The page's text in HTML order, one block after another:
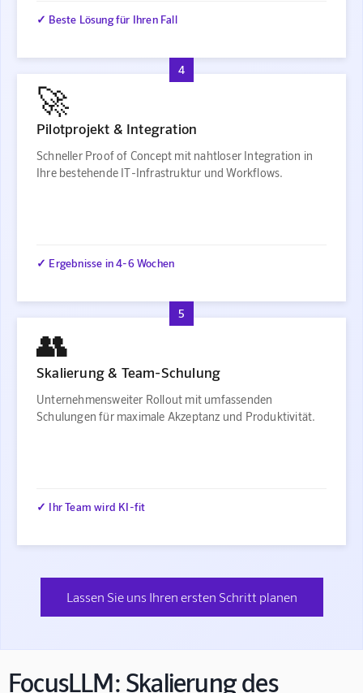
✓ Beste Lösung für Ihren Fall
4
🚀
Pilotprojekt & Integration
Schneller Proof of Concept mit nahtloser Integration in
Ihre bestehende IT-Infrastruktur und Workflows.
✓ Ergebnisse in 4-6 Wochen
5
👥
Skalierung & Team-Schulung
Unternehmensweiter Rollout mit umfassenden
Schulungen für maximale Akzeptanz und Produktivität.
✓ Ihr Team wird KI-fit
Lassen Sie uns Ihren ersten Schritt planen
FocusLLM: Skalierung des